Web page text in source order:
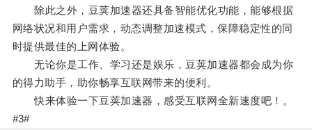
除此之外，豆荚加速器还具备智能优化功能，能够根据
网络状况和用户需求，动态调整加速模式，保障稳定性的同
时提供最佳的上网体验。
无论你是工作、学习还是娱乐，豆荚加速器都会成为你
的得力助手，助你畅享互联网带来的便利。
快来体验一下豆荚加速器，感受互联网全新速度吧！。
#3#